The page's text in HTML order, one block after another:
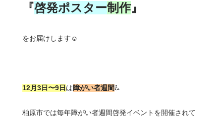
『啓発ポスター制作』
をお届けします☺️
12月3日〜9日 は障がい者週間♿
柏原市では毎年障がい者週間啓発イベントを開催されて